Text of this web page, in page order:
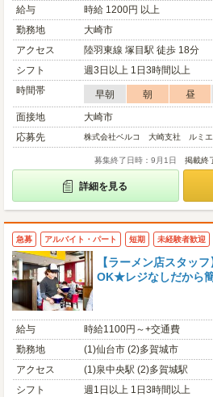
給与
時給 1200円 以上
勤務地
大崎市
アクセス
陸羽東線 塚目駅 徒歩 18分
シフト
週3日以上 1日3時間以上
時間帯
早朝 朝 昼
面接地
大崎市
応募先
株式会社ベルコ 大崎支社 ルミエ
募集終了日時：9月1日 掲載終
詳細を見る
急募 アルバイト・パート 短期 未経験者歓迎
【ラーメン店スタッ
OK★レジなしだから
給与
時給1100円～+交通費
勤務地
(1)仙台市 (2)多賀城市
アクセス
(1)泉中央駅 (2)多賀城駅
シフト
週1日以上 1日3時間以上